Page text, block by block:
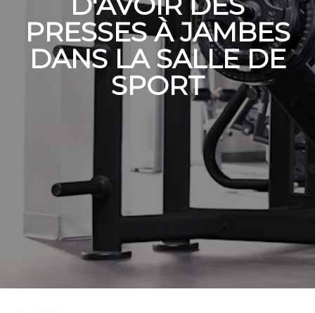
PRESSES À JAMBES
DANS LA SALLE DE
SPORT